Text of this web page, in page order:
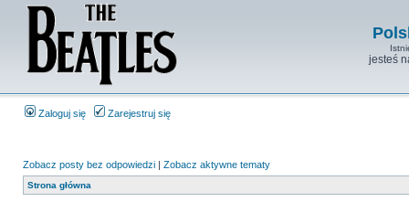
jesteś
Zaloguj się Zarejestruj się
Zobacz posty bez odpowiedzi | Zobacz aktywne tematy
Strona główna